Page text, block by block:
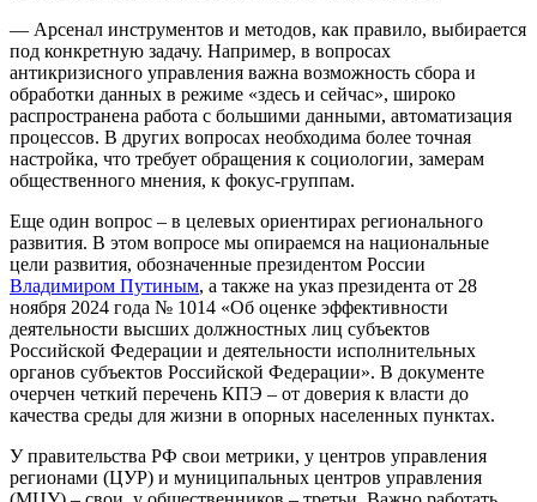
— Арсенал инструментов и методов, как правило, выбирается
под конкретную задачу. Например, в вопросах
антикризисного управления важна возможность сбора и
обработки данных в режиме «здесь и сейчас», широко
распространена работа с большими данными, автоматизация
процессов. В других вопросах необходима более точная
настройка, что требует обращения к социологии, замерам
общественного мнения, к фокус-группам.
Еще один вопрос – в целевых ориентирах регионального
развития. В этом вопросе мы опираемся на национальные
цели развития, обозначенные президентом России
Владимиром Путиным, а также на указ президента от 28
ноября 2024 года № 1014 «Об оценке эффективности
деятельности высших должностных лиц субъектов
Российской Федерации и деятельности исполнительных
органов субъектов Российской Федерации». В документе
очерчен четкий перечень КПЭ – от доверия к власти до
качества среды для жизни в опорных населенных пунктах.
У правительства РФ свои метрики, у центров управления
регионами (ЦУР) и муниципальных центров управления